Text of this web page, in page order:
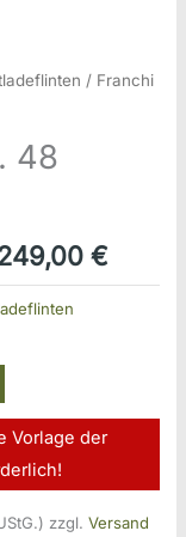
/ Franchi
48
€
€
Vorlage der
zzgl.Versand